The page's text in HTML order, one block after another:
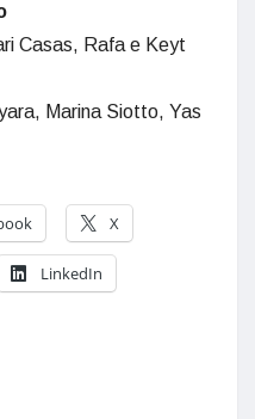
Casas, Rafa e Keyt
Marina Siotto, Yas
X
LinkedIn